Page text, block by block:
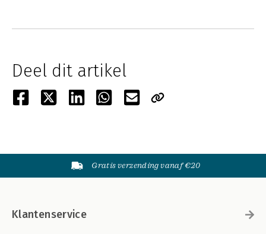
Deel dit artikel
Gratis verzending vanaf €20
Klantenservice